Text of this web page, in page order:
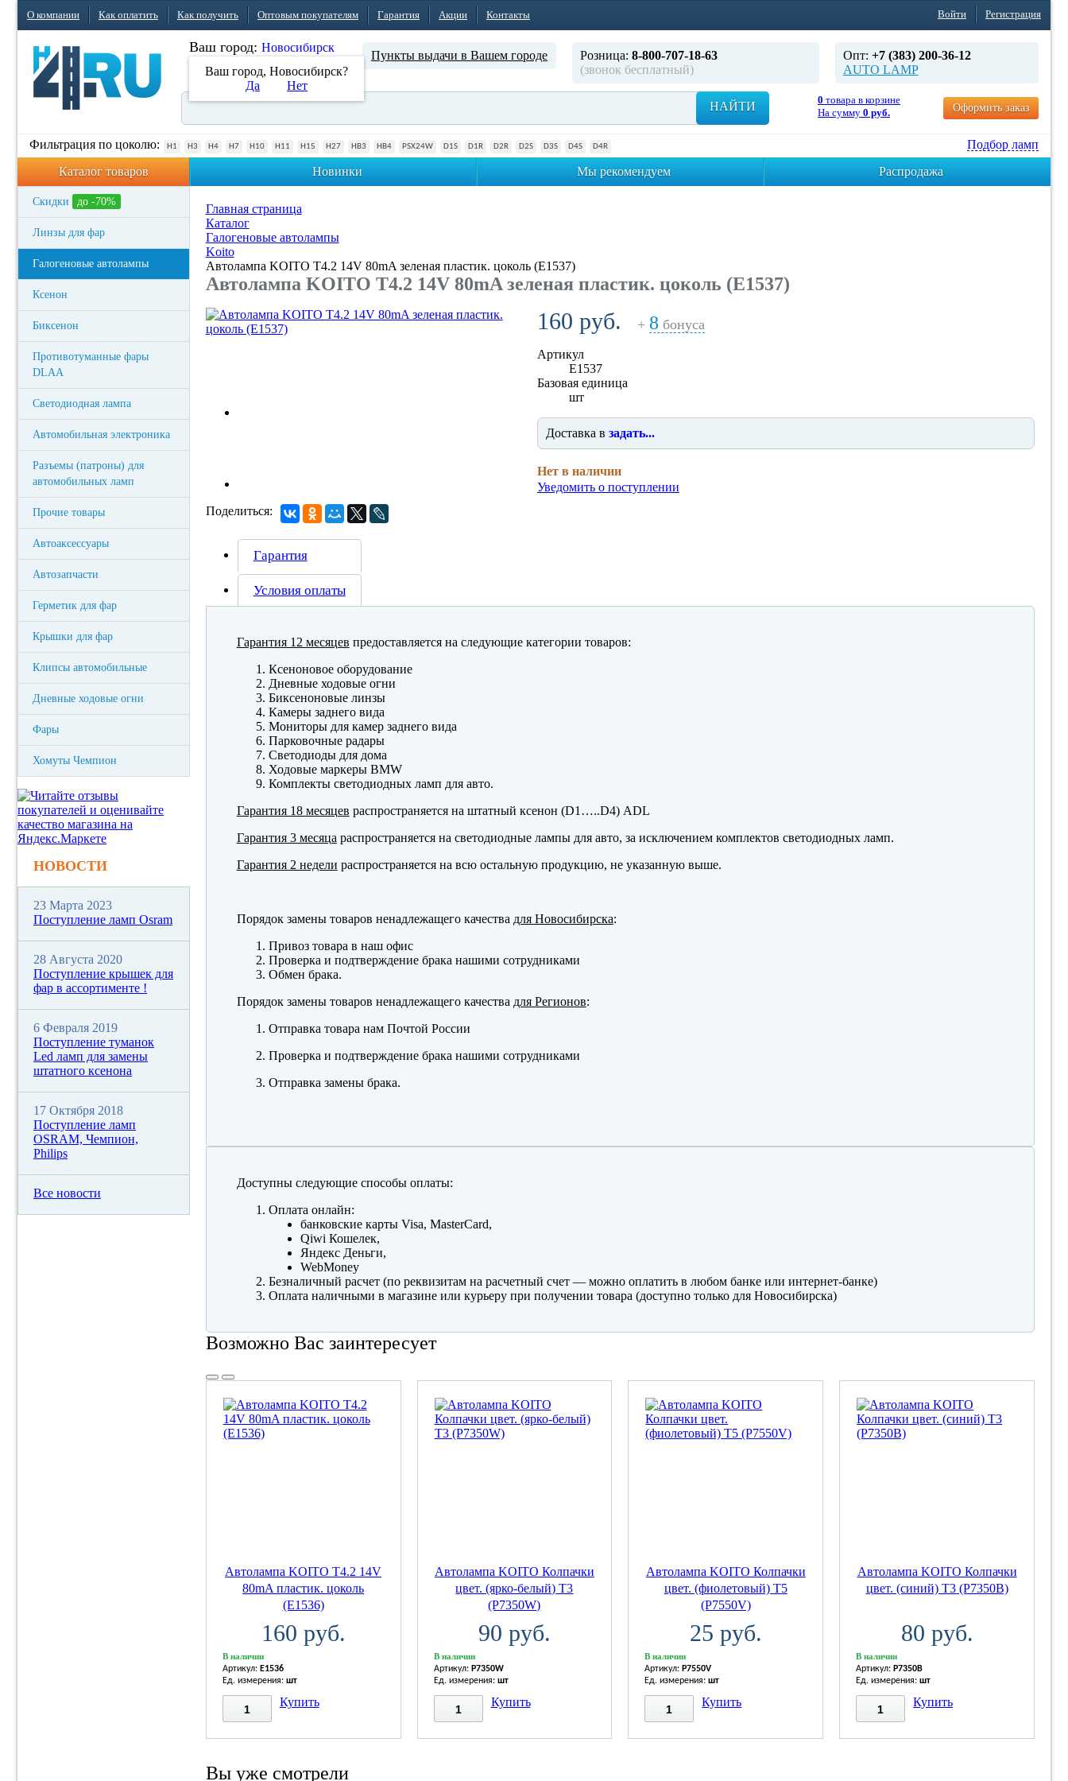
О компании Как оплатить Как получить Оптовым покупателям Гарантия Акции Контакты Войти Регистрация
Ваш город: Новосибирск
Ваш город, Новосибирск?
Да
Нет
Пункты выдачи в Вашем городе Розница: 8-800-707-18-63
(звонок бесплатный)
Опт: +7 (383) 200-36-12
AUTO LAMP
НАЙТИ 0 товара в корзине
На сумму 0 руб. Оформить заказ
Фильтрация по цоколю: H1 H3 H4 H7 H10 H11 H15 H27 HB3 HB4 PSX24W D1S D1R D2R D2S D3S D4S D4R
Подбор ламп
Каталог товаров
Новинки Мы рекомендуем Распродажа
Скидки до -70%
Линзы для фар
Галогеновые автолампы
Ксенон
Биксенон
Противотуманные фары
DLAA
Светодиодная лампа
Автомобильная электроника
Разъемы (патроны) для
автомобильных ламп
Прочие товары
Автоаксессуары
Автозапчасти
Герметик для фар
Крышки для фар
Клипсы автомобильные
Дневные ходовые огни
Фары
Хомуты Чемпион
Главная страница
Каталог
Галогеновые автолампы
Koito
Автолампа KOITO T4.2 14V 80mA зеленая пластик. цоколь (E1537)
Автолампа KOITO T4.2 14V 80mA зеленая пластик. цоколь (E1537)
160 руб. + 8 бонуса
Артикул
E1537
Базовая единица
шт
Доставка в задать...
Нет в наличии
Уведомить о поступлении
Поделиться:
Гарантия
Условия оплаты
Гарантия 12 месяцев предоставляется на следующие категории товаров:
Ксеноновое оборудование
Дневные ходовые огни
Биксеноновые линзы
Камеры заднего вида
Мониторы для камер заднего вида
Парковочные радары
Светодиоды для дома
Ходовые маркеры BMW
Комплекты светодиодных ламп для авто.
Гарантия 18 месяцев распространяется на штатный ксенон (D1…..D4) ADL
Гарантия 3 месяца распространяется на светодиодные лампы для авто, за исключением комплектов светодиодных ламп.
Гарантия 2 недели распространяется на всю остальную продукцию, не указанную выше.
Порядок замены товаров ненадлежащего качества для Новосибирска:
Привоз товара в наш офис
Проверка и подтверждение брака нашими сотрудниками
Обмен брака.
Порядок замены товаров ненадлежащего качества для Регионов:
Отправка товара нам Почтой России
Проверка и подтверждение брака нашими сотрудниками
Отправка замены брака.
Доступны следующие способы оплаты:
Оплата онлайн:
банковские карты Visa, MasterCard,
Qiwi Кошелек,
Яндекс Деньги,
WebMoney
Безналичный расчет (по реквизитам на расчетный счет — можно оплатить в любом банке или интернет-банке)
Оплата наличными в магазине или курьеру при получении товара (доступно только для Новосибирска)
Возможно Вас заинтересует
Автолампа KOITO T4.2 14V
80mA пластик. цоколь
(E1536)
160 руб.
В наличии
Артикул: E1536
Ед. измерения: шт
Купить
Автолампа KOITO Колпачки
цвет. (ярко-белый) T3
(P7350W)
90 руб.
В наличии
Артикул: P7350W
Ед. измерения: шт
Купить
Автолампа KOITO Колпачки
цвет. (фиолетовый) T5
(P7550V)
25 руб.
В наличии
Артикул: P7550V
Ед. измерения:шт
Купить
Автолампа KOITO Колпачки
цвет. (синий) T3 (P7350B)
80 руб.
В наличии
Артикул: P7350B
Ед. измерения:шт
Купить
Вы уже смотрели
НОВОСТИ
23 Марта 2023
Поступление ламп Osram
28 Августа 2020
Поступление крышек для
фар в ассортименте !
6 Февраля 2019
Поступление туманок
Led ламп для замены
штатного ксенона
17 Октября 2018
Поступление ламп
OSRAM, Чемпион,
Philips
Все новости